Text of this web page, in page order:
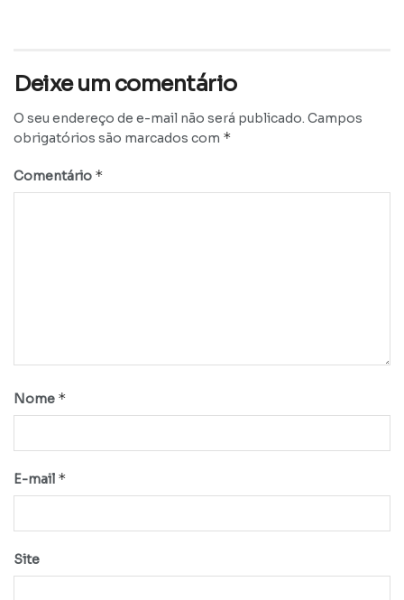
Deixe um comentário
O seu endereço de e-mail não será publicado. Campos
obrigatórios são marcados com *
Comentário *
Nome *
E-mail *
Site